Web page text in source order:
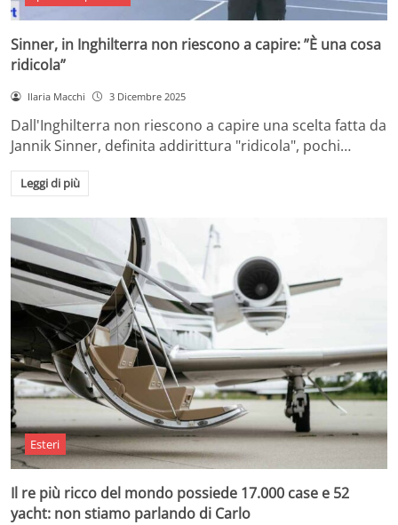
Sinner, in Inghilterra non riescono a capire: ”È una cosa
ridicola”
Ilaria Macchi 3 Dicembre 2025
Dall'Inghilterra non riescono a capire una scelta fatta da
Jannik Sinner, definita addirittura "ridicola", pochi…
Leggi di più
Esteri
Il re più ricco del mondo possiede 17.000 case e 52
yacht: non stiamo parlando di Carlo